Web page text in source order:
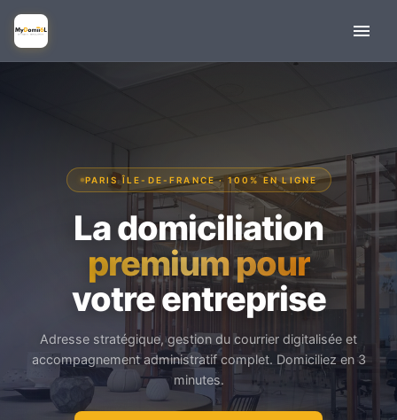
PARIS ÎLE-DE-FRANCE · 100% EN LIGNE
La domiciliation
premium pour
votre entreprise
Adresse stratégique, gestion du courrier digitalisée et
accompagnement administratif complet. Domiciliez en 3
minutes.